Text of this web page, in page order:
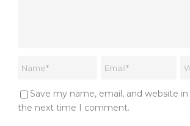
Save my name, email, and website
the next time I comment.